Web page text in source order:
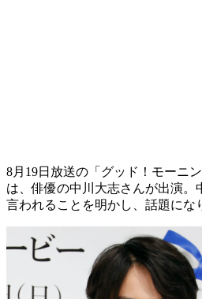
8月19日放送の「グッド！モーニ
は、俳優の中川大志さんが出演。
言われることを明かし、話題にな